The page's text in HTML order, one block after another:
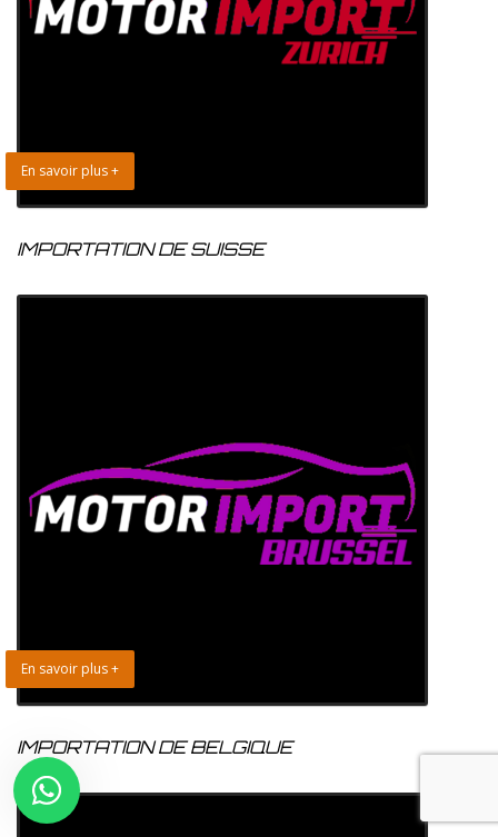
En savoir plus +
IMPORTATION DE SUISSE
En savoir plus +
IMPORTATION DE BELGIQUE